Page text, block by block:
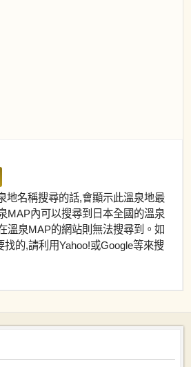
地名稱搜尋的話,會顯示此溫泉地最
MAP內可以搜尋到日本全國的溫泉
溫泉MAP的網站則無法搜尋到。如
的,請利用Yahoo!或Google等來搜